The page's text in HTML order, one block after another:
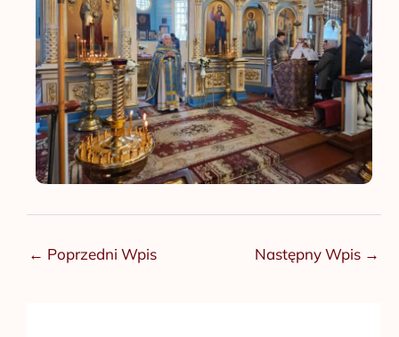
← Poprzedni Wpis Następny Wpis →